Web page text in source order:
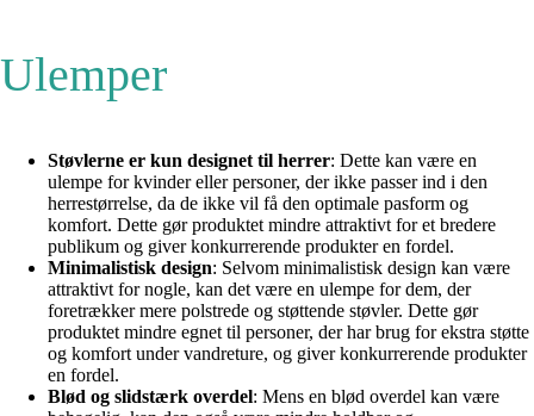
Ulemper
Støvlerne er kun designet til herrer: Dette kan være en
ulempe for kvinder eller personer, der ikke passer ind i den
herrestørrelse, da de ikke vil få den optimale pasform og
komfort. Dette gør produktet mindre attraktivt for et bredere
publikum og giver konkurrerende produkter en fordel.
Minimalistisk design: Selvom minimalistisk design kan være
attraktivt for nogle, kan det være en ulempe for dem, der
foretrækker mere polstrede og støttende støvler. Dette gør
produktet mindre egnet til personer, der har brug for ekstra støtte
og komfort under vandreture, og giver konkurrerende produkter
en fordel.
Blød og slidstærk overdel: Mens en blød overdel kan være